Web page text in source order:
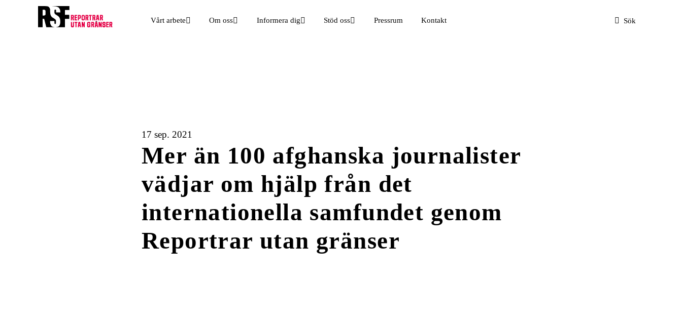
Vårt arbete Om oss Informera dig Stöd oss Pressrum Kontakt Sök
17 sep. 2021
Mer än 100 afghanska journalister
vädjar om hjälp från det
internationella samfundet genom
Reportrar utan gränser